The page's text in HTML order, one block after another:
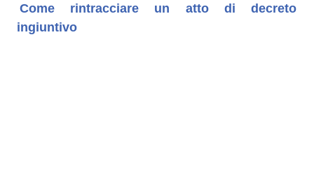
Come rintracciare un atto di decreto
ingiuntivo